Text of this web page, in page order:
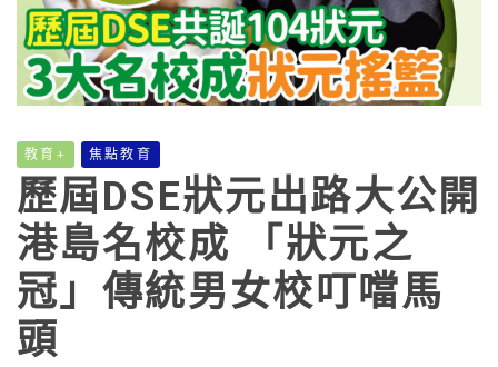
教育+ 焦點教育
歷屆DSE狀元出路大公開
港島名校成 「狀元之
冠」傳統男女校叮噹馬
頭